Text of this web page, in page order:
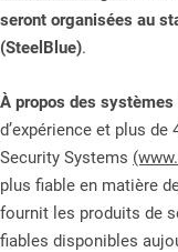
seront organisées au
(SteelBlue).
À propos des
d’expérience et plus
Security Systems
plus fiable en matière
fournit les produits de
fiables disponibles